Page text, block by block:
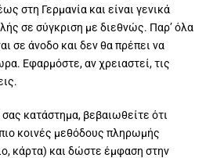
στη Γερμανία και είναι γενικά
σε σύγκριση με διεθνώς. Παρ’ όλα
σε άνοδο και δεν θα πρέπει να
Εφαρμόστε, αν χρειαστεί, τις
κατάστημα, βεβαιωθείτε ότι
κοινές μεθόδους πληρωμής
κάρτα) και δώστε έμφαση στην